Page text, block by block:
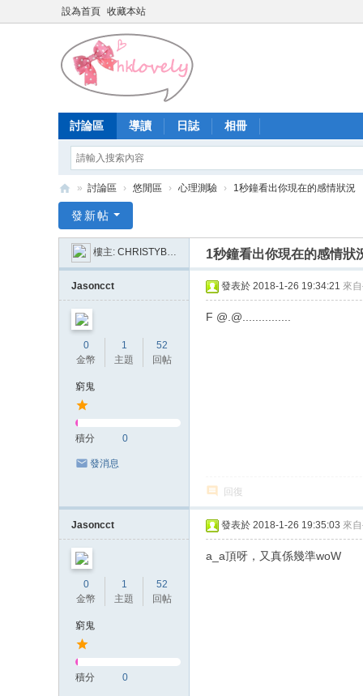
設為首頁 收藏本站
討論區 導讀 日誌 相冊
港
» 討論區 › 悠閒區 › 心理測驗 › 1秒鐘看出你現在的感情狀況
發新帖
樓主: CHRISTYBBB520 1秒鐘看出你現在的感情狀
Jasoncct
0
金幣
1
主題
52
回帖
窮鬼
積分 0
發消息
發表於 2018-1-26 19:34:21 來
F @.@...............
回復
Jasoncct
0
金幣
1
主題
52
回帖
窮鬼
積分 0
發表於 2018-1-26 19:35:03 來
a_a頂呀，又真係幾準woW